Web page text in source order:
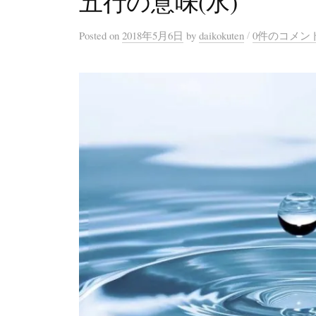
Posted on 2018年5月6日 by daikokuten / 0件のコメン